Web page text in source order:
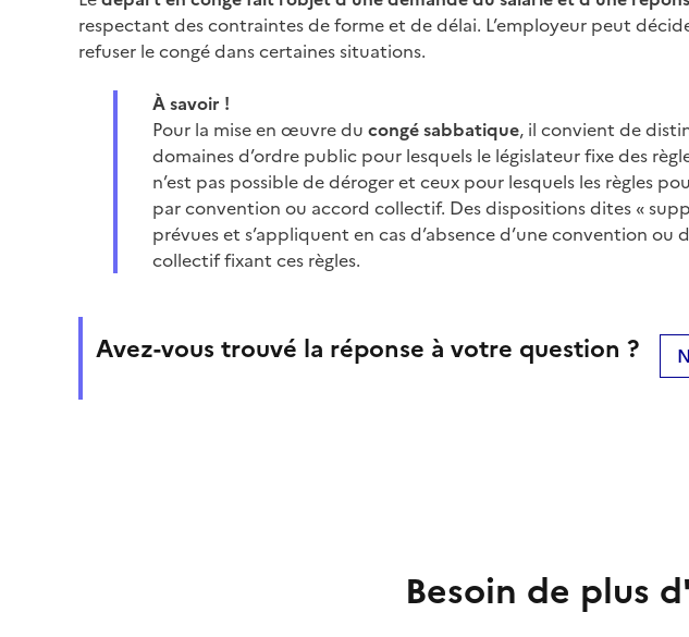
respectant des contraintes de forme et de délai. L’employeur peut
refuser le congé dans certaines situations.
À savoir !
Pour la mise en œuvre du congé sabbatique, il convient de
domaines d’ordre public pour lesquels le législateur fixe des
n’est pas possible de déroger et ceux pour lesquels les règles
par convention ou accord collectif. Des dispositions dites «
prévues et s’appliquent en cas d’absence d’une convention ou
collectif fixant ces règles.
Avez-vous trouvé la réponse à votre question ?
Besoin de plus